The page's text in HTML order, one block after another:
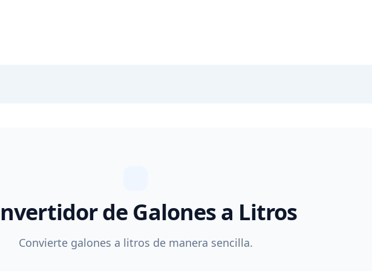
de Galones a Litros
Convierte galones a litros de manera sencilla.